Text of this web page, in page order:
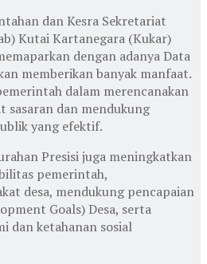
dan Kesra Sekretariat
Kutai Kartanegara (Kukar)
dengan adanya Data
memberikan banyak manfaat.
dalam merencanakan
sasaran dan mendukung
yang efektif.
Presisi juga meningkatkan
pemerintah,
desa, mendukung pencapaian
Goals) Desa, serta
dan ketahanan sosial